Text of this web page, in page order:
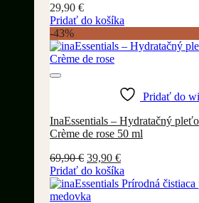
29,90 €
Pridať do košíka
-43%
Pridať do
InaEssentials – Hydratačný
Crème de rose 50 ml
69,90€ Pôvodná
cena
bola:
69,90 €.
39,90 €Aktuálna
cena
je:
Pridať do košíka